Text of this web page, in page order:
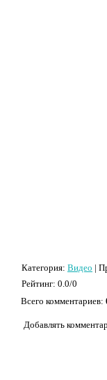
Категория: Видео |
Рейтинг: 0.0/0
Всего комментариев:
Добавлять